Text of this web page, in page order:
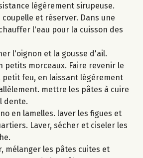
légèrement sirupeuse.
et réserver. Dans une
l'eau pour la cuisson des
l'oignon et la gousse d'ail.
petits morceaux. Faire revenir le
petit feu, en laissant légèrement
mettre les pâtes à cuire
dente.
en lamelles. laver les figues et
Laver, sécher et ciseler les
mélanger les pâtes cuites et